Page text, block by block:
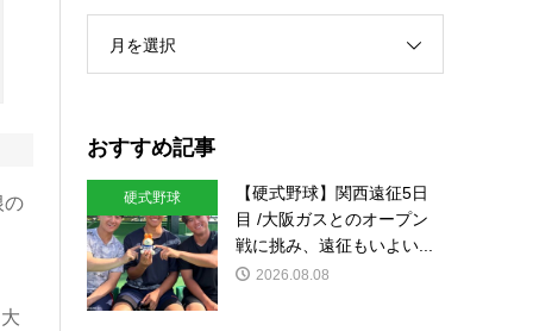
の
月を選択
おすすめ記事
硬式野球
【硬式野球】関西遠征5日
目 /大阪ガスとのオープン
戦に挑み、遠征もいよい...
2026.08.08